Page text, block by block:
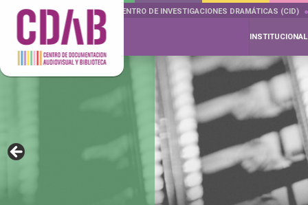
DOCUMENTA DRAMÁTICAS CENTRO DE INVESTIGACIONES DRAMÁTICAS (CID)
INSTITUCIONAL